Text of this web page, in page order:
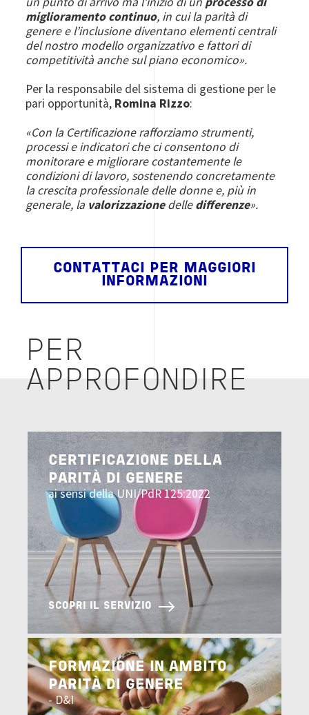
miglioramento continuo, in cui la parità di
genere e l’inclusione diventano elementi centrali
del nostro modello organizzativo e fattori di
competitività anche sul piano economico».
Per la responsabile del sistema di gestione per le
pari opportunità, Romina Rizzo:
«Con la Certificazione rafforziamo strumenti,
processi e indicatori che ci consentono di
monitorare e migliorare costantemente le
condizioni di lavoro, sostenendo concretamente
la crescita professionale delle donne e, più in
generale, la valorizzazionedelledifferenze».
CONTATTACI PER MAGGIORI
INFORMAZIONI
PER
APPROFONDIRE
Image
CERTIFICAZIONE DELLA
PARITÀ DI GENERE
ai sensi della UNI/PdR 125:2022
SCOPRI IL SERVIZIO
Image
FORMAZIONE IN AMBITO
PARITÀ DI GENERE
- D&I